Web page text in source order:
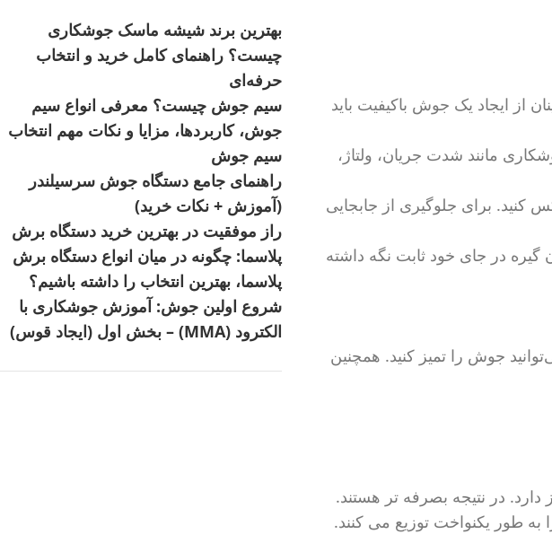
اطمینان از ایجاد یک جوش باکیفیت باید
مانند شدت جریان، ولتاژ،
کنید. برای جلوگیری از جابجایی
در جای خود ثابت نگه داشته
جوش را تمیز کنید. همچنین
در نتیجه بصرفه تر هستند.
به طور یکنواخت توزیع می کنند.
بهترین برند شیشه ماسک جوشکاری
چیست؟ راهنمای کامل خرید و انتخاب
حرفه‌ای
سیم جوش چیست؟ معرفی انواع سیم
جوش، کاربردها، مزایا و نکات مهم انتخاب
سیم جوش
راهنمای جامع دستگاه جوش سرسیلندر
(آموزش + نکات خرید)
راز موفقیت در بهترین خرید دستگاه برش
پلاسما: چگونه در میان انواع دستگاه برش
پلاسما، بهترین انتخاب را داشته باشیم؟
شروع اولین جوش: آموزش جوشکاری با
الکترود (MMA) – بخش اول (ایجاد قوس)